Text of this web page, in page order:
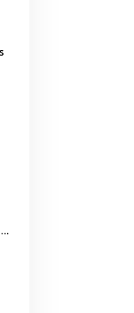
Hand
Detail